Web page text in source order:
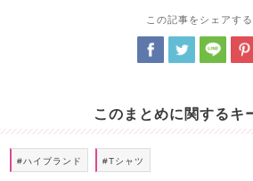
この記事をシェアする
このまとめに関するキ
#ハイブランド #Tシャツ